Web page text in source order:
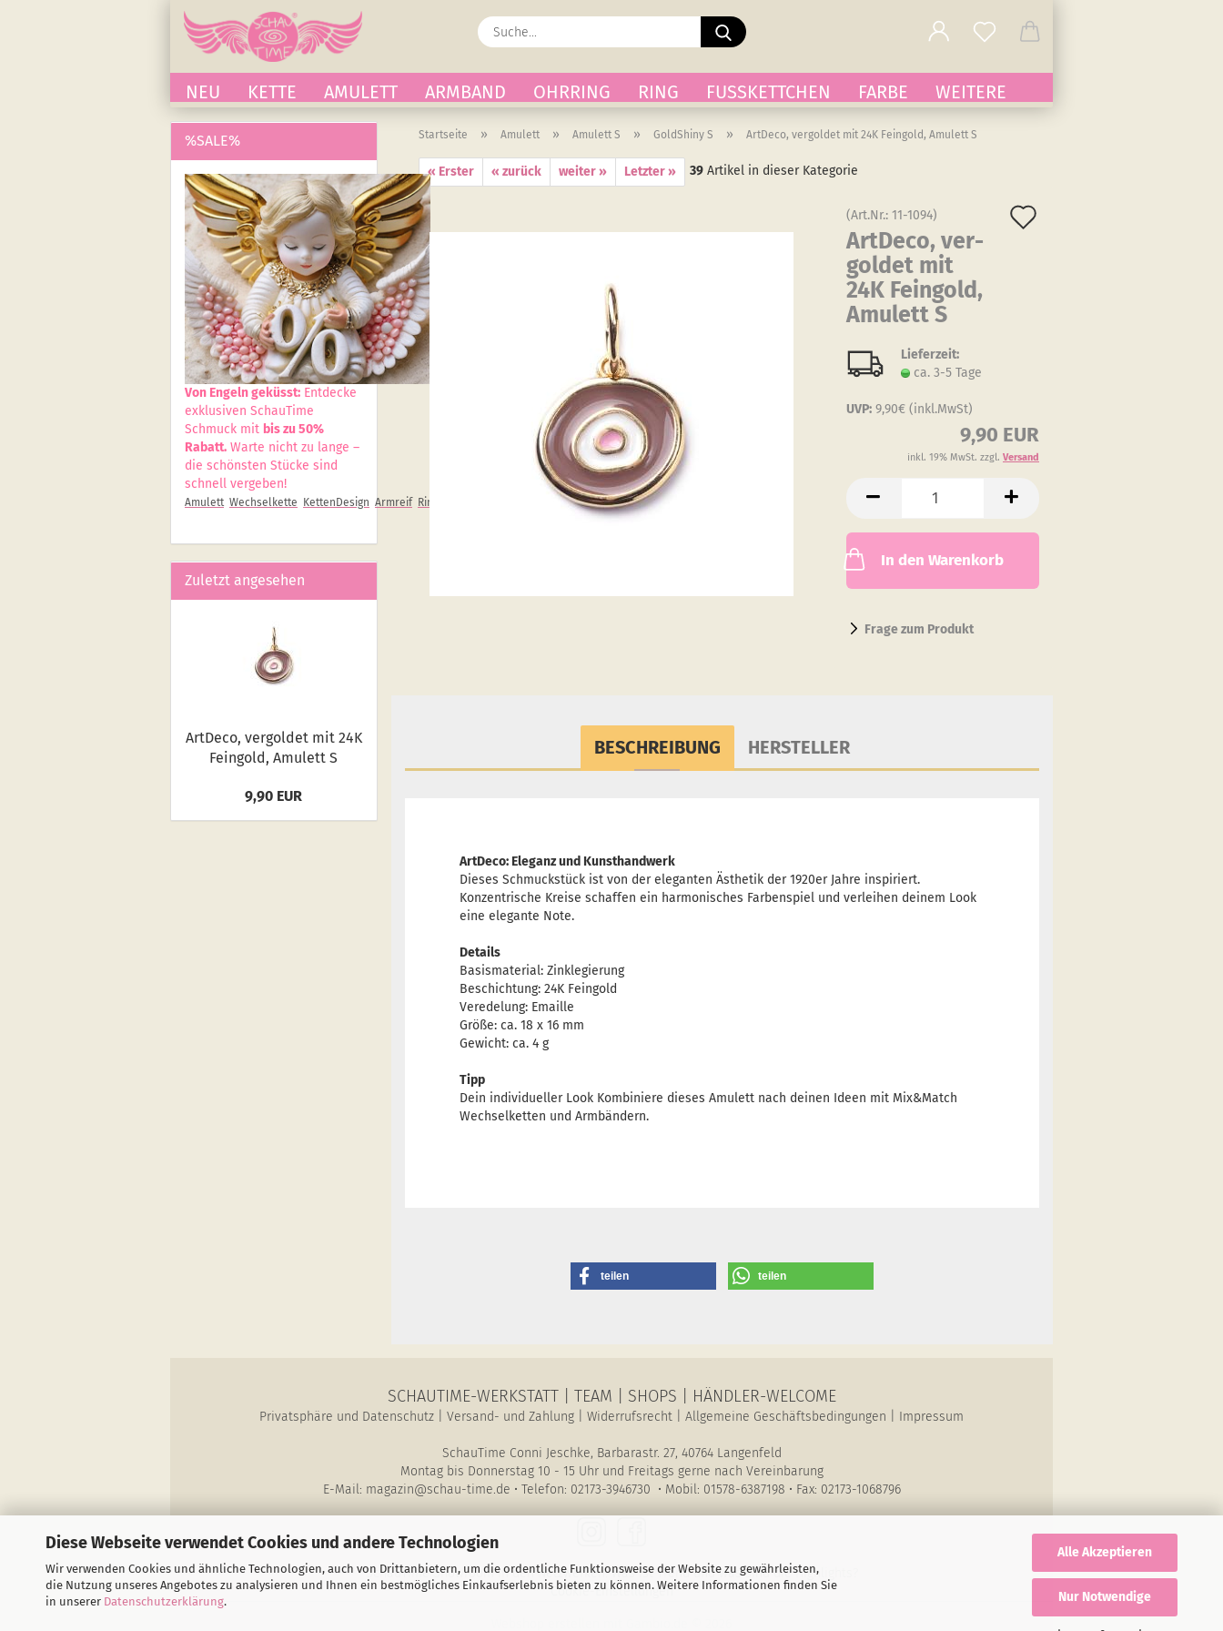
Diese Webseite verwendet Cookies und andere Technologien
Wir verwenden Cookies und ähnliche Technologien, auch von Drittanbietern, um die ordentliche Funktionsweise der Website zu gewährleisten,
die Nutzung unseres Angebotes zu analysieren und Ihnen ein bestmögliches Einkaufserlebnis bieten zu können. Weitere Informationen finden Sie
in unserer Datenschutzerklärung.
Alle Akzeptieren
Nur Notwendige
Suche...
NEU KETTE AMULETT ARMBAND OHRRING RING FUSSKETTCHEN FARBE WEITERE
Startseite » Amulett » Amulett S » GoldShiny S » ArtDeco, vergoldet mit 24K Feingold, Amulett S
« Erster « zurück weiter » Letzter » 39Artikel in dieser Kategorie
(Art.Nr.: 11-1094)
Art­De­co, ver­
gol­det mit
24K Fein­gold,
Amu­lett S
Lieferzeit:
ca. 3-5 Tage
UVP: 9,90€ (inkl.MwSt)
9,90 EUR
inkl. 19% MwSt. zzgl. Versand
In den Warenkorb
Frage zum Produkt
BESCHREIBUNG HERSTELLER
ArtDeco: Eleganz und Kunsthandwerk
Dieses Schmuckstück ist von der eleganten Ästhetik der 1920er Jahre inspiriert.
Konzentrische Kreise schaffen ein harmonisches Farbenspiel und verleihen deinem Look
eine elegante Note.
Details
Basismaterial: Zinklegierung
Beschichtung: 24K Feingold
Veredelung: Emaille
Größe: ca. 18 x 16 mm
Gewicht: ca. 4 g
Tipp
Dein individueller Look Kombiniere dieses Amulett nach deinen Ideen mit Mix&Match
Wechselketten und Armbändern.
teilen teilen
%SALE%
Von Engeln geküsst: Entdecke
exklusiven SchauTime
Schmuck mit bis zu 50%
Rabatt. Warte nicht zu lange –
die schönsten Stücke sind
schnell vergeben!
Amulett Wechselkette KettenDesign Armreif Ringe
Zuletzt angesehen
Art­De­co, ver­gol­det mit 24K
Fein­gold, Amu­lett S
9,90 EUR
SCHAUTIME-WERKSTATT| TEAM SHOPS HÄNDLER-WELCOME
Privatsphäre und Datenschutz Versand- und Zahlung Widerrufsrecht Allgemeine Geschäftsbedingungen Impressum
SchauTime Conni Jeschke, Barbarastr. 27, 40764 Langenfeld
Montag bis Donnerstag 10 - 15 Uhr und Freitags gerne nach Vereinbarung
E-Mail: magazin@schau-time.de • Telefon: 02173-3946730 • Mobil: 01578-6387198 • Fax: 02173-1068796
SchauTime Showroom in den Netzwerken. Was ist Trend und was sind die Highlights?
Cookie-Einstellungen